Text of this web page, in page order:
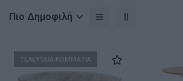
Πιο Δημοφιλή
ΤΕΛΕΥΤΑΙΑ ΚΟΜΜΑΤΙΑ